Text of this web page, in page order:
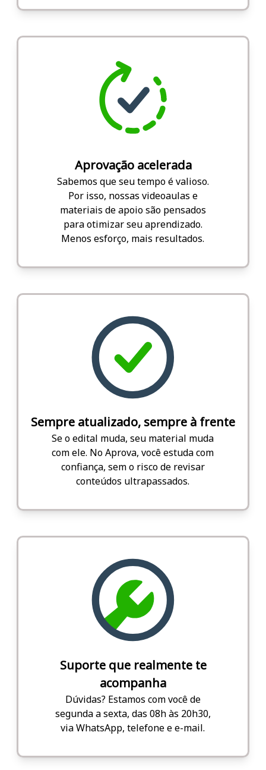
Aprovação acelerada
Sabemos que seu tempo é valioso.
Por isso, nossas videoaulas e
materiais de apoio são pensados
para otimizar seu aprendizado.
Menos esforço, mais resultados.
Sempre atualizado, sempre à frente
Se o edital muda, seu material muda
com ele. No Aprova, você estuda com
confiança, sem o risco de revisar
conteúdos ultrapassados.
Suporte que realmente te
acompanha
Dúvidas? Estamos com você de
segunda a sexta, das 08h às 20h30,
via WhatsApp, telefone e e-mail.